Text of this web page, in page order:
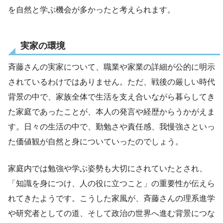
を自然と学ぶ機会が多かったと考えられます。
実家の環境
斉藤さんの実家について、職業や家業の詳細が公的に明示
されているわけではありません。ただ、戦後の厳しい時代
背景の中で、家族全体で生活を支え合いながら暮らしてき
た家庭であったことが、本人の発言や経歴からうかがえま
す。日々の生活の中で、勤勉さや責任感、我慢強さといっ
た価値観が自然と身についていったのでしょう。
家庭内では勉強や学ぶ姿勢も大切にされていたとされ、
「知識を身につけ、人の役に立つこと」の重要性が伝えら
れてきたようです。こうした家風が、斉藤さんの理系進学
や研究者としての道、そして政治の世界へ進む背景につな